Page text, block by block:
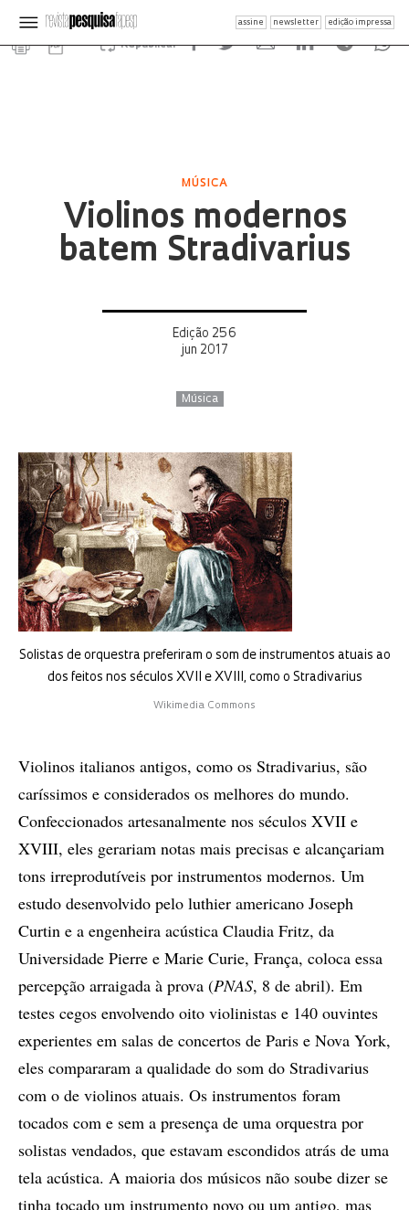
assine newsletter edição impressa
Republicar
MÚSICA
Violinos modernos
batem Stradivarius
Edição 256
jun 2017
Música
Solistas de orquestra preferiram o som de instrumentos atuais ao
dos feitos nos séculos XVII e XVIII, como o Stradivarius
Wikimedia Commons
Violinos italianos antigos, como os Stradivarius, são
caríssimos e considerados os melhores do mundo.
Confeccionados artesanalmente nos séculos XVII e
XVIII, eles gerariam notas mais precisas e alcançariam
tons irreprodutíveis por instrumentos modernos. Um
estudo desenvolvido pelo luthier americano Joseph
Curtin e a engenheira acústica Claudia Fritz, da
Universidade Pierre e Marie Curie, França, coloca essa
percepção arraigada à prova (PNAS, 8 de abril). Em
testes cegos envolvendo oito violinistas e 140 ouvintes
experientes em salas de concertos de Paris e Nova York,
eles compararam a qualidade do som do Stradivarius
com o de violinos atuais. Os instrumentos foram
tocados com e sem a presença de uma orquestra por
solistas vendados, que estavam escondidos atrás de uma
tela acústica. A maioria dos músicos não soube dizer se
tinha tocado um instrumento novo ou um antigo, mas